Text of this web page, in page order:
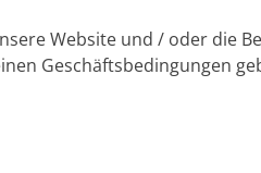
Website und / oder die
Geschäftsbedingungen